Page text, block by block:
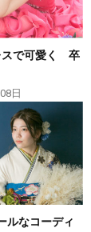
スで可愛く 卒
日
ルなコーディ